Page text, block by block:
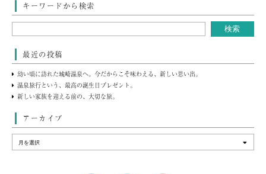
キーワードから検索
最近の投稿
幼い頃に訪れた城崎温泉へ。今だからこそ味わえる、新しい思い出。
温泉旅行という、最高の誕生日プレゼント。
新しい家族を迎える前の、大切な旅。
アーカイブ